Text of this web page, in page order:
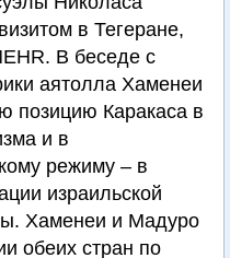
в Тегеране,
В беседе с
аятолла Хаменеи
позицию Каракаса в
и в
режиму – в
израильской
Хаменеи и Мадуро
обеих стран по